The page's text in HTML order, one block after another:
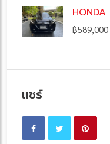
฿
แชร์